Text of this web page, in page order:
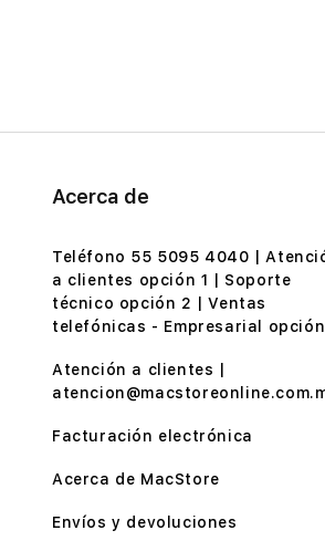
Acerca de
Teléfono 55 5095 4040 |
a clientes opción 1 | Soporte
técnico opción 2 | Ventas
telefónicas - Empresarial
Atención a clientes |
Facturación electrónica
Acerca de MacStore
Envíos y devoluciones